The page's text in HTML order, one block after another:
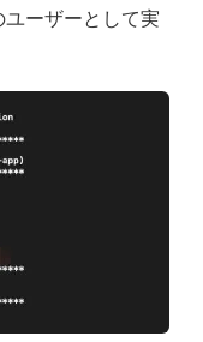
ーザーとして実